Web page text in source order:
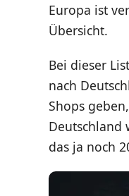
Europa ist
Übersicht.
Bei dieser
nach
Shops
Deutschland
das ja noch